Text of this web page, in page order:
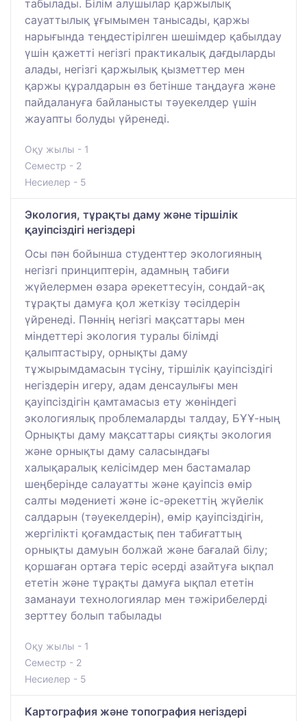
табылады. Білім алушылар қаржылық
сауаттылық ұғымымен танысады, қаржы
нарығында теңдестірілген шешімдер қабылдау
үшін қажетті негізгі практикалық дағдыларды
алады, негізгі қаржылық қызметтер мен
қаржы құралдарын өз бетінше таңдауға және
пайдалануға байланысты тәуекелдер үшін
жауапты болуды үйренеді.
Оқу жылы - 1
Семестр - 2
Несиелер - 5
Экология, тұрақты даму және тіршілік
қауіпсіздігі негіздері
Осы пән бойынша студенттер экологияның
негізгі принциптерін, адамның табиғи
жүйелермен өзара әрекеттесуін, сондай-ақ
тұрақты дамуға қол жеткізу тәсілдерін
үйренеді. Пәннің негізгі мақсаттары мен
міндеттері экология туралы білімді
қалыптастыру, орнықты даму
тұжырымдамасын түсіну, тіршілік қауіпсіздігі
негіздерін игеру, адам денсаулығы мен
қауіпсіздігін қамтамасыз ету жөніндегі
экологиялық проблемаларды талдау, БҰҰ-ның
Орнықты даму мақсаттары сияқты экология
және орнықты даму саласындағы
халықаралық келісімдер мен бастамалар
шеңберінде салауатты және қауіпсіз өмір
салты мәдениеті және іс-әрекеттің жүйелік
салдарын (тәуекелдерін), өмір қауіпсіздігін,
жергілікті қоғамдастық пен табиғаттың
орнықты дамуын болжай және бағалай білу;
қоршаған ортаға теріс әсерді азайтуға ықпал
ететін және тұрақты дамуға ықпал ететін
заманауи технологиялар мен тәжірибелерді
зерттеу болып табылады
Оқу жылы - 1
Семестр - 2
Несиелер - 5
Картография және топография негіздері